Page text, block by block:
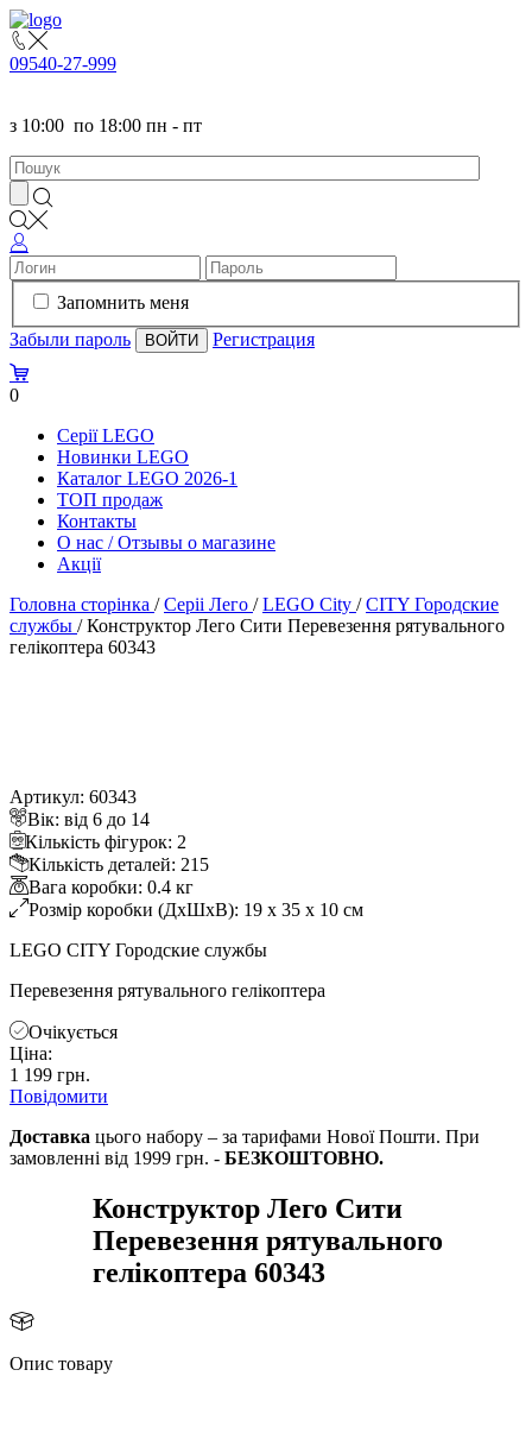
09540-27-999
з 10:00 по 18:00 пн - пт
Запомнить меня
Забыли пароль
Регистрация
0
Серії LEGO
Новинки LEGO
Каталог LEGO 2026-1
TOП продаж
Контакты
О нас / Отзывы о магазине
Акції
Головна сторінка /Серіі Лего /LEGO City /CITY Городские
службы /Конструктор Лего Сити Перевезення рятувального
елікоптера 60343
Артикул: 60343
ік: від 6 до 14
Кількість фігурок: 2
Кількість деталей: 215
ага коробки: 0.4 к
Розмір коробки (ДхШхВ): 19 x 35 x 10 см
LEGO CITY Городские службы
Перевезення рятувального гелікоптера
Очікується
Ціна:
1 199 грн.
Повідомити
Доставка цього набору – за тарифами Нової Пошти. При
замовленні від 1999 грн. - БЕЗКОШТОВНО.
Конструктор Лего Сити
Перевезення рятувального
елікоптера 60343
Опис товару